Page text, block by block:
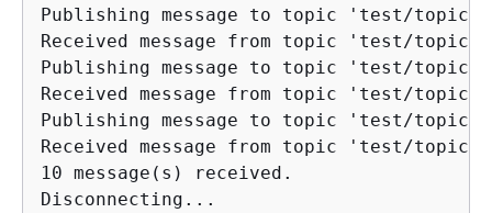
Publishing message to topic 'test/
Received message from topic 'test/
Publishing message to topic 'test/
Received message from topic 'test/
Publishing message to topic 'test/
Received message from topic 'test/
10 message(s) received.
Disconnecting...